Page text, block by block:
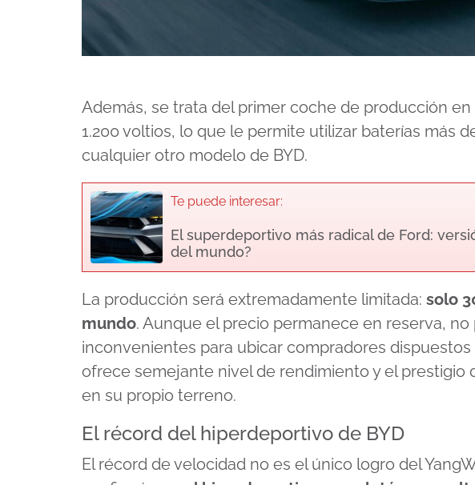
Además, se trata del primer coche de producción
1.200 voltios, lo que le permite utilizar baterías más
cualquier otro modelo de BYD.
Te puede interesar:
El superdeportivo más radical de Ford:
del mundo?
La producción será extremadamente limitada: solo
mundo. Aunque el precio permanece en reserva,
inconvenientes para ubicar compradores
ofrece semejante nivel de rendimiento y el prestigio
en su propio terreno.
El récord del hiperdeportivo de BYD
El récord de velocidad no es el único logro del